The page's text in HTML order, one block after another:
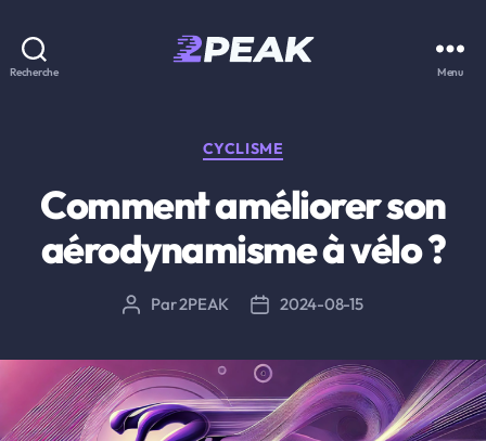
Recherche Menu
Catégories
CYCLISME
Comment améliorer son
aérodynamisme à vélo ?
Auteur
Par2PEAK
Date2024-08-15